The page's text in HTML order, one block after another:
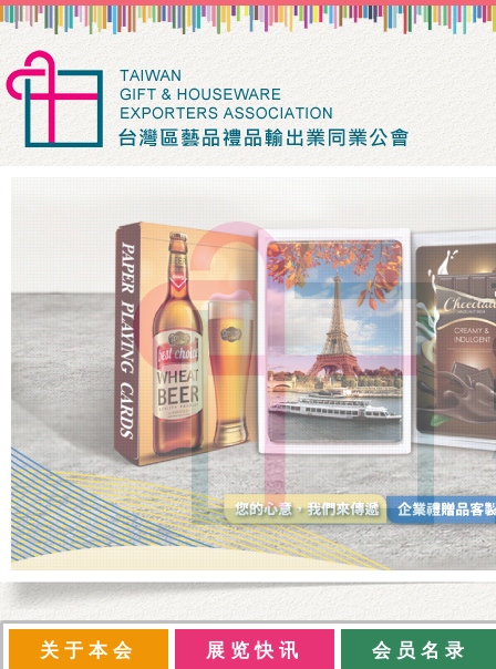
关于本会 展览快讯 会员名录